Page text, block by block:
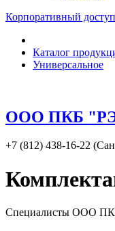
Корпоративный доступ
Каталог
Универсальное
ООО ПКБ
+7 (812) 438-16-22
Специалисты ООО